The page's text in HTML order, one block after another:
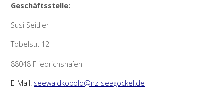
Geschäftsstelle:
Susi Seidler
Tobelstr. 12
88048 Friedrichshafen
E-Mail: seewaldkobold@nz-seegockel.de